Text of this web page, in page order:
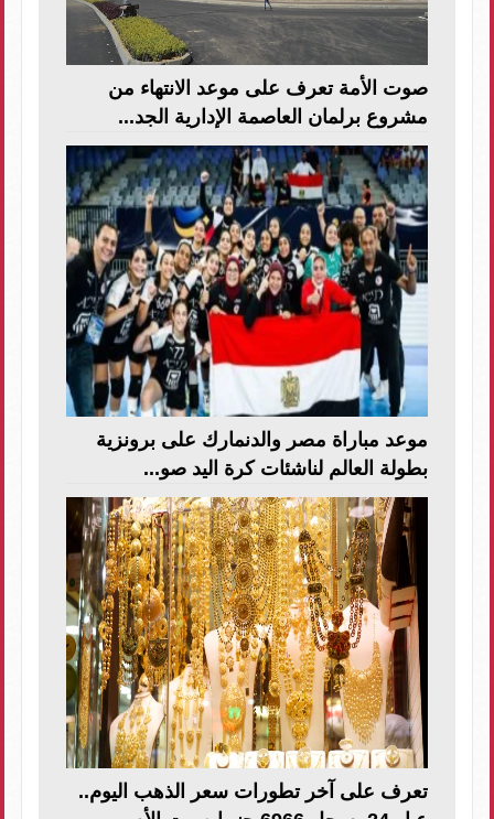
صوت الأمة تعرف على موعد الانتهاء من
مشروع برلمان العاصمة الإدارية الجد...
موعد مباراة مصر والدنمارك على برونزية
بطولة العالم لناشئات كرة اليد صو...
تعرف على آخر تطورات سعر الذهب اليوم..